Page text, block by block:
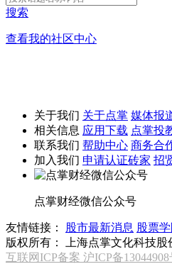
搜索
查看我的社区中心
关于我们 关于点掌 媒体报
相关信息 应用下载 点掌投
联系我们 帮助中心 商务合
加入我们 申请认证砖家 招
点掌财经微信公众号
友情链接： 股市最新消息 股票
版权所有：
上海点掌文化科技股
互联网ICP备案 沪ICP备13044908